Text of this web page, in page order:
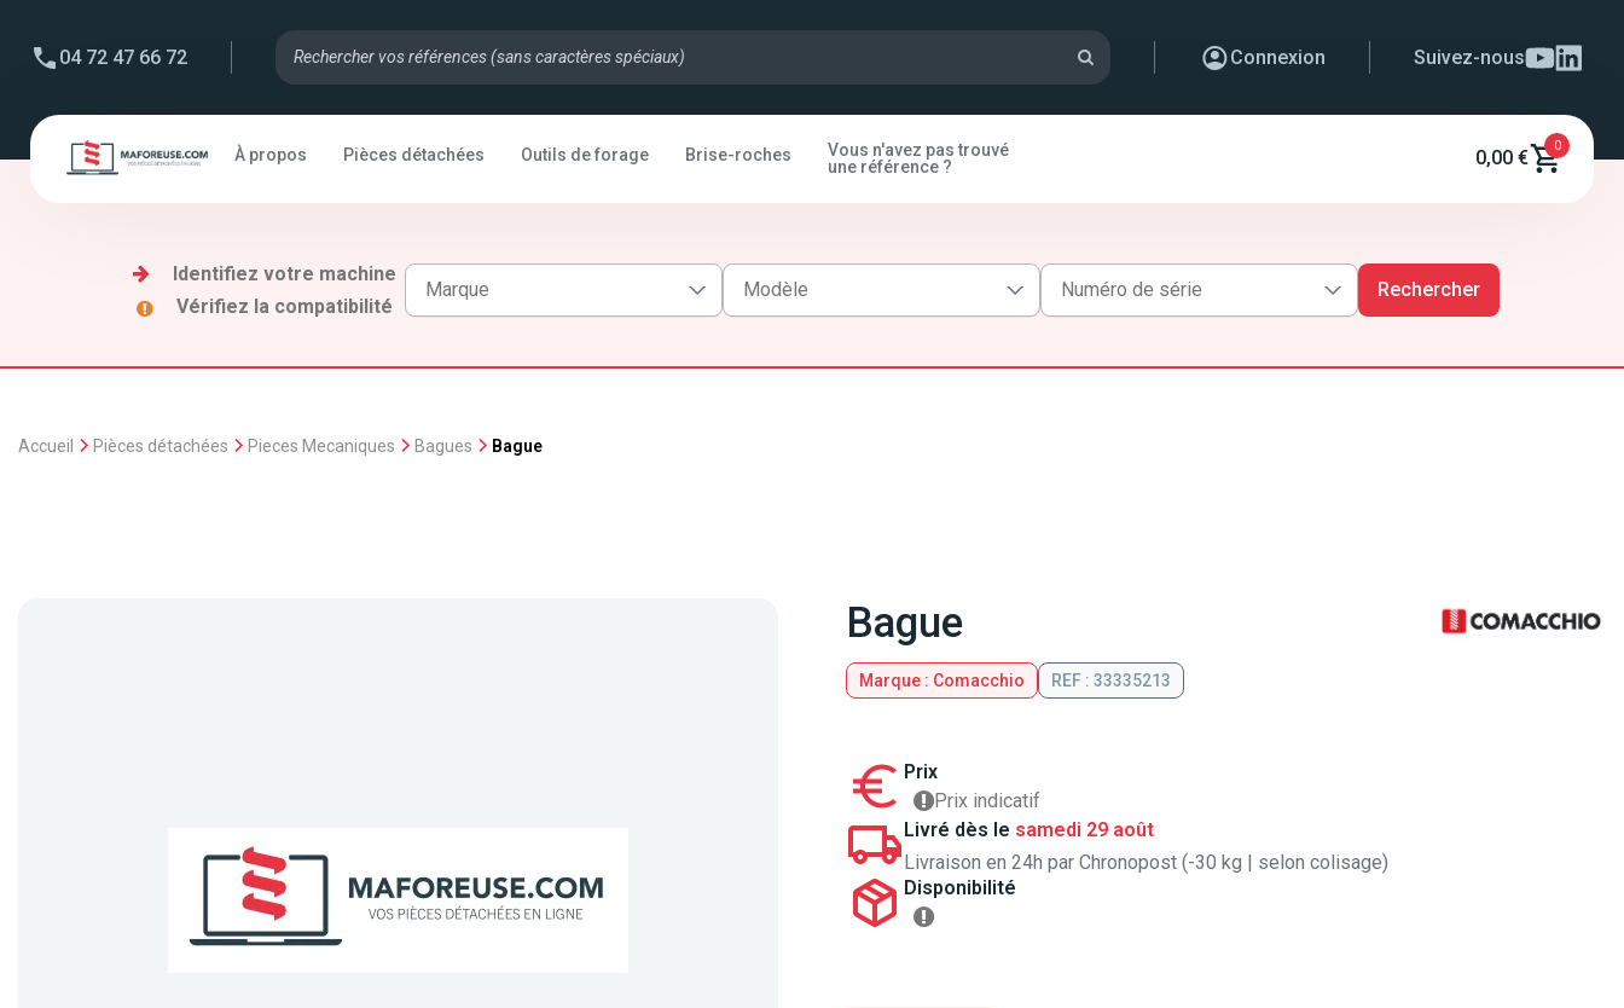
04 72 47 66 72 Connexion Suivez-nous
À propos Pièces détachées Outils de forage Brise-roches
Vous n'avez pas trouvé
une référence ?
0,00 €
0
Identifiez votre machine
Vérifiez la compatibilité
Rechercher
Accueil Pièces détachées Pieces Mecaniques Bagues Bague
Bague
Marque : Comacchio REF : 33335213
Prix
Prix indicatif
Livré dès le samedi 29 août
Livraison en 24h par Chronopost (-30 kg | selon colisage)
Disponibilité